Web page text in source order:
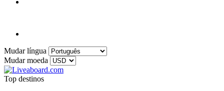
Mudar língua
Mudar moeda
Top destinos